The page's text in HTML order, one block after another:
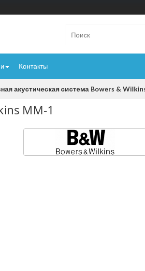
Контакты
акустическая система Bowers &
MM-1